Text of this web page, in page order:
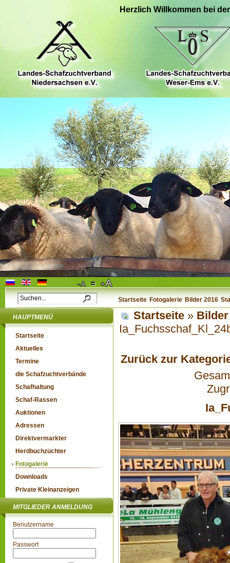
Herzlich Willkommen bei
Startseite Fotogalerie Bilder 2016
HAUPTMENÜ
Startseite
Aktuelles
Termine
die Schafzuchtverbände
Schafhaltung
Schaf-Rassen
Auktionen
Adressen
Direktvermarkter
Herdbuchzüchter
Fotogalerie
Downloads
Private Kleinanzeigen
MITGLIEDER ANMELDUNG
Benutzername
Passwort
Startseite » Bilder
Zurück zur